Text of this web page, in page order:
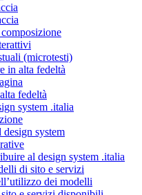
(microtesti)
in alta fedeltà
fedeltà
system .italia
system
al design system .italia
di sito e servizi
dei modelli